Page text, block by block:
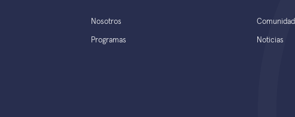
Nosotros
Programas
Comunidad
Noticias